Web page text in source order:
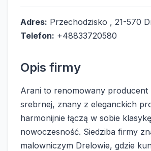
Adres: Przechodzisko , 21-570
Telefon: +48833720580
Opis firmy
Arani to renomowany producent
srebrnej, znany z eleganckich
harmonijnie łączą w sobie
nowoczesność. Siedziba firmy
malowniczym Drelowie, gdzie